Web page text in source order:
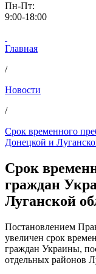
Пн-Пт:
9:00-18:00
Главная
/
Новости
/
Срок временного
Донецкой и
Срок
граждан
Луганской
Постановлением
увеличен срок
граждан Украины,
отдельных районов